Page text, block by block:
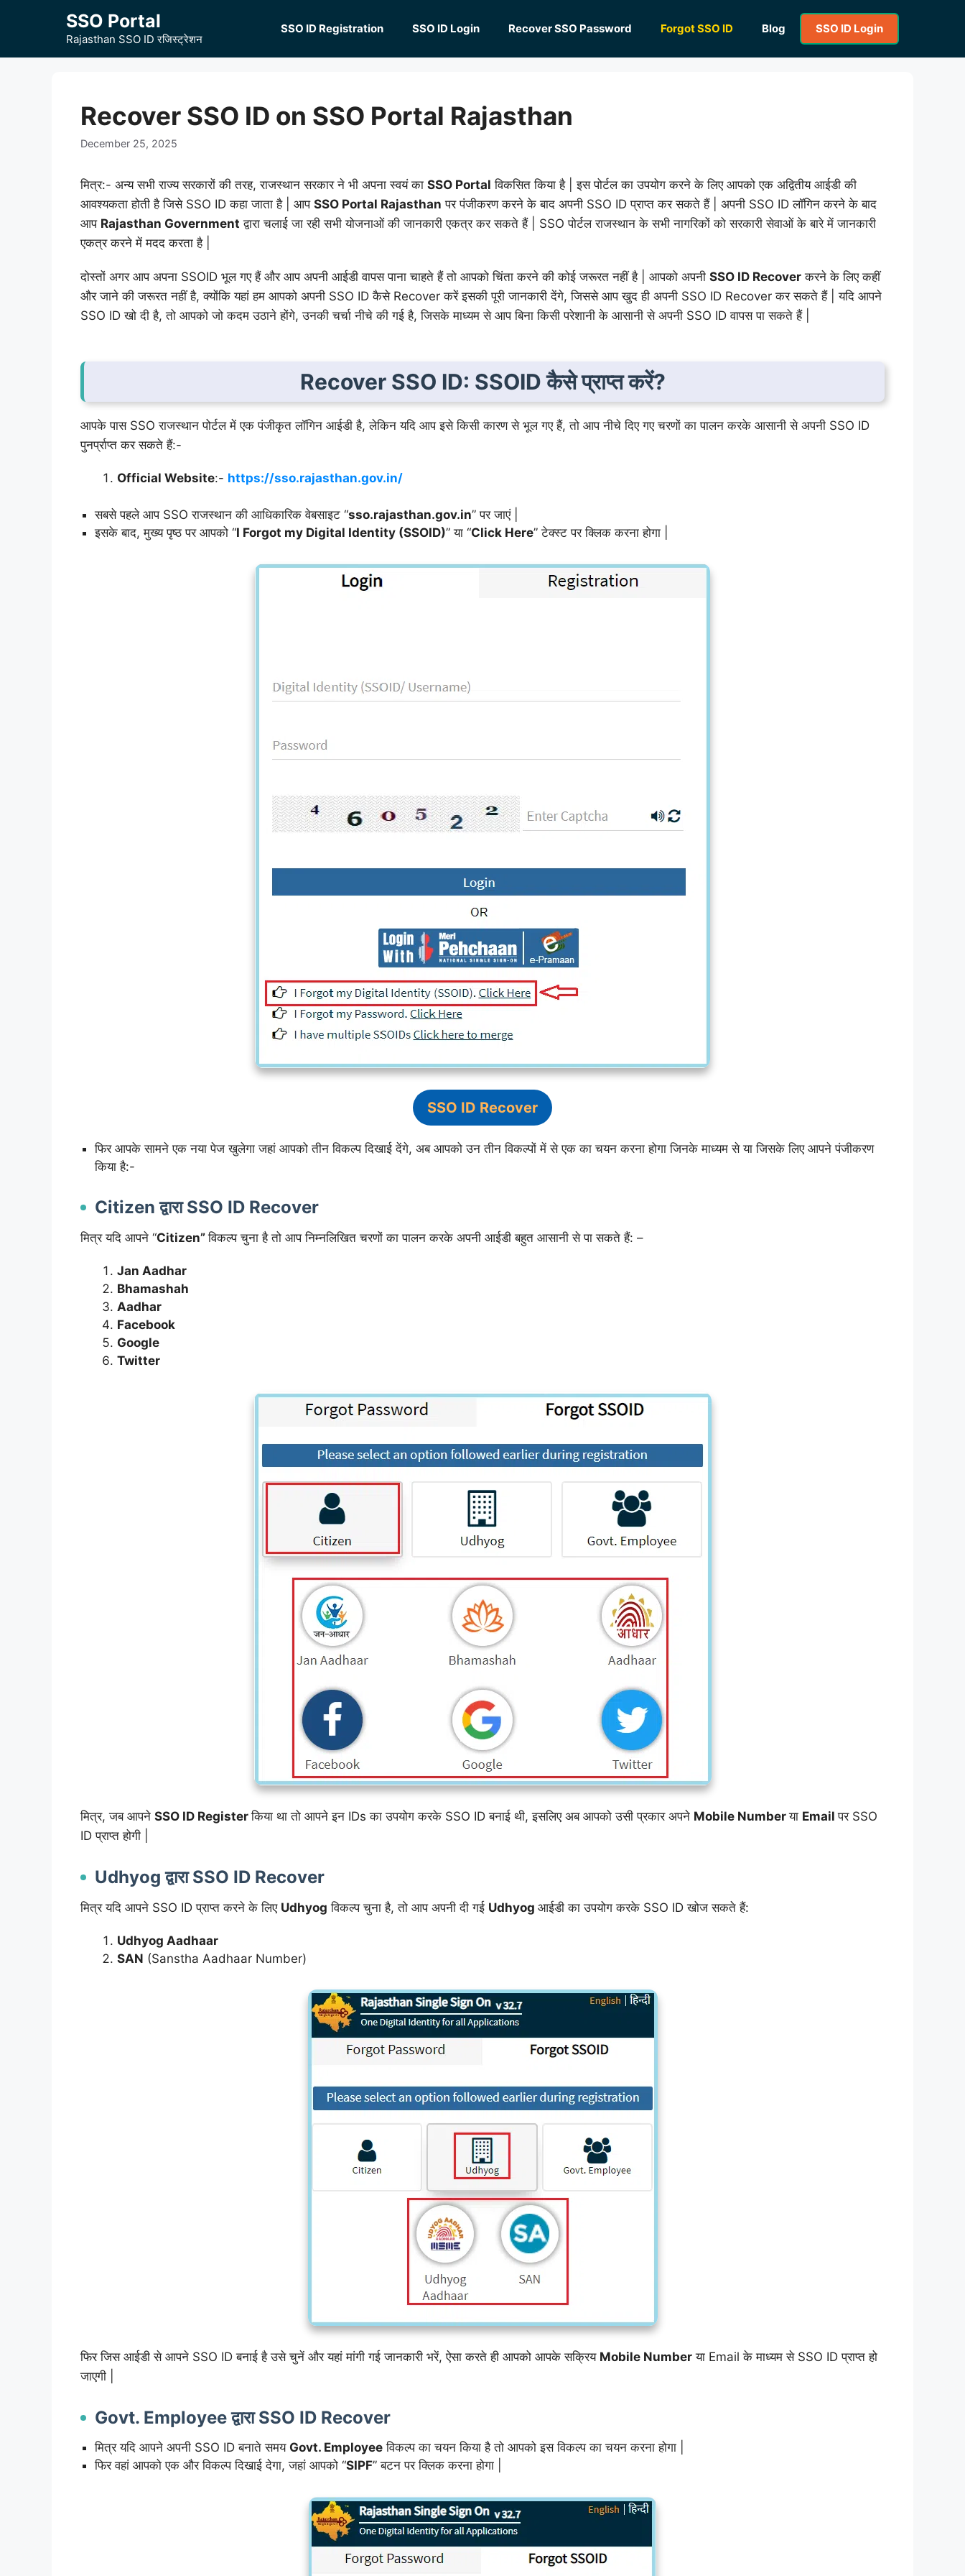
SSO Portal
Rajasthan SSO ID रजिस्ट्रेशन
SSO ID Registration SSO ID Login Recover SSO Password Forgot SSO ID Blog SSO ID Login
Recover SSO ID on SSO Portal Rajasthan
December 25, 2025
मित्र:- अन्य सभी राज्य सरकारों की तरह, राजस्थान सरकार ने भी अपना स्वयं का SSO Portal विकसित किया है | इस पोर्टल का उपयोग करने के लिए आपको एक अद्वितीय आईडी की
आवश्यकता होती है जिसे SSO ID कहा जाता है | आप SSO Portal Rajasthan पर पंजीकरण करने के बाद अपनी SSO ID प्राप्त कर सकते हैं | अपनी SSO ID लॉगिन करने के बाद
आप Rajasthan Government द्वारा चलाई जा रही सभी योजनाओं की जानकारी एकत्र कर सकते हैं | SSO पोर्टल राजस्थान के सभी नागरिकों को सरकारी सेवाओं के बारे में जानकारी
एकत्र करने में मदद करता है |
दोस्तों अगर आप अपना SSOID भूल गए हैं और आप अपनी आईडी वापस पाना चाहते हैं तो आपको चिंता करने की कोई जरूरत नहीं है | आपको अपनी SSO ID Recover करने के लिए कहीं
और जाने की जरूरत नहीं है, क्योंकि यहां हम आपको अपनी SSO ID कैसे Recover करें इसकी पूरी जानकारी देंगे, जिससे आप खुद ही अपनी SSO ID Recover कर सकते हैं | यदि आपने
SSO ID खो दी है, तो आपको जो कदम उठाने होंगे, उनकी चर्चा नीचे की गई है, जिसके माध्यम से आप बिना किसी परेशानी के आसानी से अपनी SSO ID वापस पा सकते हैं |
Recover SSO ID: SSOID कैसे प्राप्त करें?
आपके पास SSO राजस्थान पोर्टल में एक पंजीकृत लॉगिन आईडी है, लेकिन यदि आप इसे किसी कारण से भूल गए हैं, तो आप नीचे दिए गए चरणों का पालन करके आसानी से अपनी SSO ID
पुनर्प्राप्त कर सकते हैं:-
Official Website:- https://sso.rajasthan.gov.in/
सबसे पहले आप SSO राजस्थान की आधिकारिक वेबसाइट “sso.rajasthan.gov.in” पर जाएं |
इसके बाद, मुख्य पृष्ठ पर आपको “I Forgot my Digital Identity (SSOID)” या “Click Here” टेक्स्ट पर क्लिक करना होगा |
SSO ID Recover
फिर आपके सामने एक नया पेज खुलेगा जहां आपको तीन विकल्प दिखाई देंगे, अब आपको उन तीन विकल्पों में से एक का चयन करना होगा जिनके माध्यम से या जिसके लिए आपने पंजीकरण
किया है:-
Citizen द्वारा SSO ID Recover
मित्र यदि आपने “Citizen”विकल्प चुना है तो आप निम्नलिखित चरणों का पालन करके अपनी आईडी बहुत आसानी से पा सकते हैं: –
Jan Aadhar
Bhamashah
Aadhar
Facebook
Google
Twitter
मित्र, जब आपने SSO ID Registerकिया था तो आपने इन IDs का उपयोग करके SSO ID बनाई थी, इसलिए अब आपको उसी प्रकार अपने Mobile Numberया Emailपर SSO
ID प्राप्त होगी |
Udhyog द्वारा SSO ID Recover
मित्र यदि आपने SSO ID प्राप्त करने के लिए Udhyog विकल्प चुना है, तो आप अपनी दी गई Udhyog आईडी का उपयोग करके SSO ID खोज सकते हैं:
Udhyog Aadhaar
SAN (Sanstha Aadhaar Number)
फिर जिस आईडी से आपने SSO ID बनाई है उसे चुनें और यहां मांगी गई जानकारी भरें, ऐसा करते ही आपको आपके सक्रिय Mobile Number या Email के माध्यम से SSO ID प्राप्त हो
जाएगी |
Govt. Employee द्वारा SSO ID Recover
मित्र यदि आपने अपनी SSO ID बनाते समय Govt. Employee विकल्प का चयन किया है तो आपको इस विकल्प का चयन करना होगा |
फिर वहां आपको एक और विकल्प दिखाई देगा, जहां आपको “SIPF” बटन पर क्लिक करना होगा |